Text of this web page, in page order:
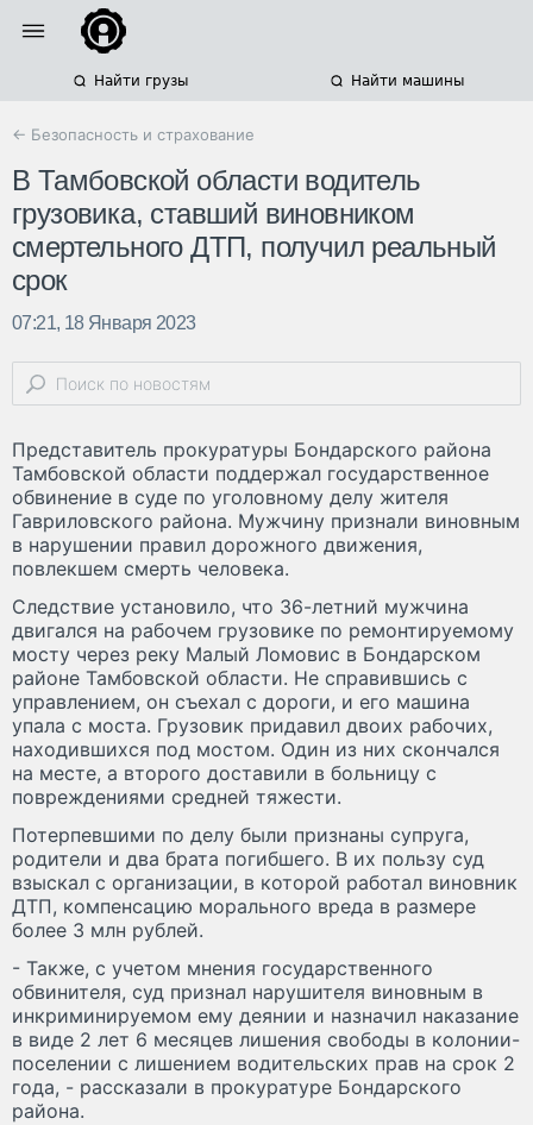
Найти грузы Найти машины
← Безопасность и страхование
В Тамбовской области водитель
грузовика, ставший виновником
смертельного ДТП, получил реальный
срок
07:21, 18 Января 2023
Представитель прокуратуры Бондарского района
Тамбовской области поддержал государственное
обвинение в суде по уголовному делу жителя
Гавриловского района. Мужчину признали виновным
в нарушении правил дорожного движения,
повлекшем смерть человека.
Следствие установило, что 36-летний мужчина
двигался на рабочем грузовике по ремонтируемому
мосту через реку Малый Ломовис в Бондарском
районе Тамбовской области. Не справившись с
управлением, он съехал с дороги, и его машина
упала с моста. Грузовик придавил двоих рабочих,
находившихся под мостом. Один из них скончался
на месте, а второго доставили в больницу с
повреждениями средней тяжести.
Потерпевшими по делу были признаны супруга,
родители и два брата погибшего. В их пользу суд
взыскал с организации, в которой работал виновник
ДТП, компенсацию морального вреда в размере
более 3 млн рублей.
- Также, с учетом мнения государственного
обвинителя, суд признал нарушителя виновным в
инкриминируемом ему деянии и назначил наказание
в виде 2 лет 6 месяцев лишения свободы в колонии-
поселении с лишением водительских прав на срок 2
года, - рассказали в прокуратуре Бондарского
района.